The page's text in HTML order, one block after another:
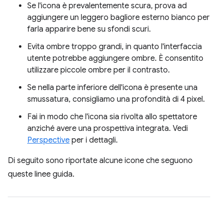
Se l'icona è prevalentemente scura, prova ad
aggiungere un leggero bagliore esterno bianco per
farla apparire bene su sfondi scuri.
Evita ombre troppo grandi, in quanto l'interfaccia
utente potrebbe aggiungere ombre. È consentito
utilizzare piccole ombre per il contrasto.
Se nella parte inferiore dell'icona è presente una
smussatura, consigliamo una profondità di 4 pixel.
Fai in modo che l'icona sia rivolta allo spettatore
anziché avere una prospettiva integrata. Vedi
Perspective per i dettagli.
Di seguito sono riportate alcune icone che seguono
queste linee guida.